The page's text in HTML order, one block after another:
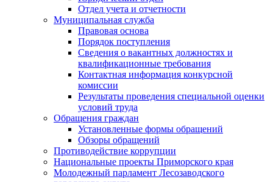
Отдел учета и отчетности
Муниципальная служба
Правовая основа
Порядок поступления
Сведения о вакантных должностях и
квалификационные требования
Контактная информация конкурсной
комиссии
Результаты проведения специальной оценки
условий труда
Обращения граждан
Установленные формы обращений
Обзоры обращений
Противодействие коррупции
Национальные проекты Приморского края
Молодежный парламент Лесозаводского